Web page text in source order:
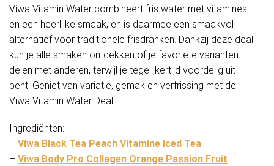
Viwa Vitamin Water combineert fris water met vitamines
en een heerlijke smaak, en is daarmee een smaakvol
alternatief voor traditionele frisdranken. Dankzij deze deal
kun je alle smaken ontdekken of je favoriete varianten
delen met anderen, terwijl je tegelijkertijd voordelig uit
bent. Geniet van variatie, gemak en verfrissing met de
Viwa Vitamin Water Deal.
Ingrediënten:
– Viwa Black Tea Peach Vitamine Iced Tea
– Viwa Body Pro Collagen Orange Passion Fruit